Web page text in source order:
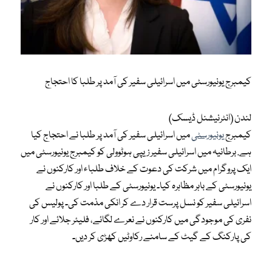
کیمبرج یونیورسٹی میں اسرائیلی سفیر کی آمد پر طلبا کا احتجاج
لندن (انٹرنیشنل ڈیسک)
کیمبرجیونیورسٹیمیں اسرائیلی سفیر کی آمد پر طلبا نے احتجاج کیا
ہے. برطانیہ میں اسرائیلی سفیر زیپی ہوٹوولی کو کیمبرج یونیورسٹی میں
ایک پروگرام میں شرکت کی دعوت کے خلاف طلباء اور کارکنوں نے
یونیورسٹی کے باہر مظاہرہ کیا۔ یونیورسٹی کے طلبا اور کارکنوں نے
اسرائیلی سفیر کو نسل پرست قرار دے کر انکی مذمت کی۔ پولیس کی
نفری کی موجودگی میں کارکنوں نے نعرے لگائے، فلیئر جلائے اور کار
کی پارکنگ کے گیٹ کے سامنے رکاوٹیں کھڑی کر دیں۔